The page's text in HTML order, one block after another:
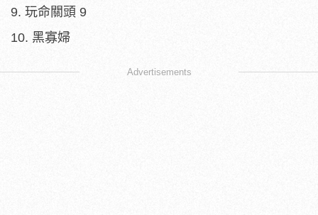
9. 玩命關頭 9
10. 黑寡婦
Advertisements